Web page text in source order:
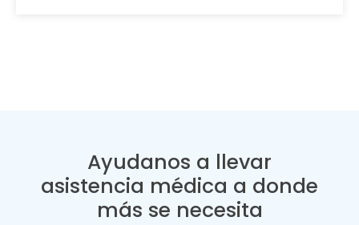
Ayudanos a llevar
asistencia médica a donde
más se necesita